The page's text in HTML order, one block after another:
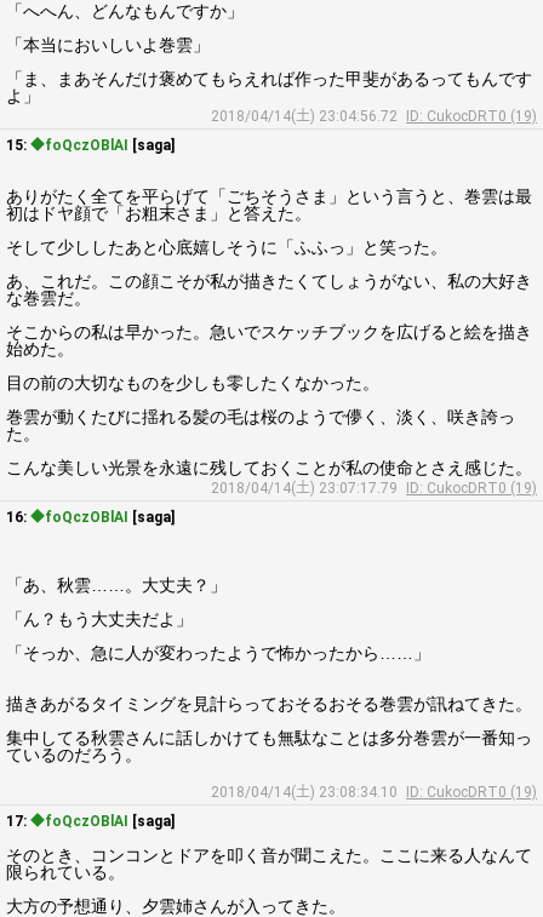
「へへん、どんなもんですか」
「本当においしいよ巻雲」
「ま、まあそんだけ褒めてもらえれば作った甲斐があるってもんです
よ」
2018/04/14(土) 23:04:56.72
ID: CukocDRT0 (19)
15: ◆foQczOBlAI [saga]
ありがたく全てを平らげて「ごちそうさま」という言うと、巻雲は最
初はドヤ顔で「お粗末さま」と答えた。
そして少ししたあと心底嬉しそうに「ふふっ」と笑った。
あ、これだ。この顔こそが私が描きたくてしょうがない、私の大好き
な巻雲だ。
そこからの私は早かった。急いでスケッチブックを広げると絵を描き
始めた。
目の前の大切なものを少しも零したくなかった。
巻雲が動くたびに揺れる髪の毛は桜のようで儚く、淡く、咲き誇っ
た。
こんな美しい光景を永遠に残しておくことが私の使命とさえ感じた。
2018/04/14(土) 23:07:17.79
ID: CukocDRT0 (19)
16: ◆foQczOBlAI [saga]
「あ、秋雲……。大丈夫？」
「ん？もう大丈夫だよ」
「そっか、急に人が変わったようで怖かったから……」
描きあがるタイミングを見計らっておそるおそる巻雲が訊ねてきた。
集中してる秋雲さんに話しかけても無駄なことは多分巻雲が一番知っ
ているのだろう。
2018/04/14(土) 23:08:34.10
ID: CukocDRT0 (19)
17: ◆foQczOBlAI [saga]
そのとき、コンコンとドアを叩く音が聞こえた。ここに来る人なんて
限られている。
大方の予想通り、夕雲姉さんが入ってきた。